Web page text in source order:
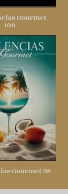
Gourmet
100
Gourmet 98